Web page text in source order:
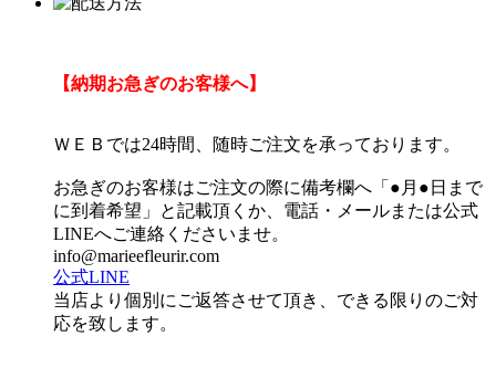
【納期お急ぎのお客様へ】
ＷＥＢでは24時間、随時ご注文を承っております。
お急ぎのお客様はご注文の際に備考欄へ「●月●日まで
に到着希望」と記載頂くか、電話・メールまたは公式
LINEへご連絡くださいませ。
info@marieefleurir.com
公式LINE
当店より個別にご返答させて頂き、できる限りのご対
応を致します。